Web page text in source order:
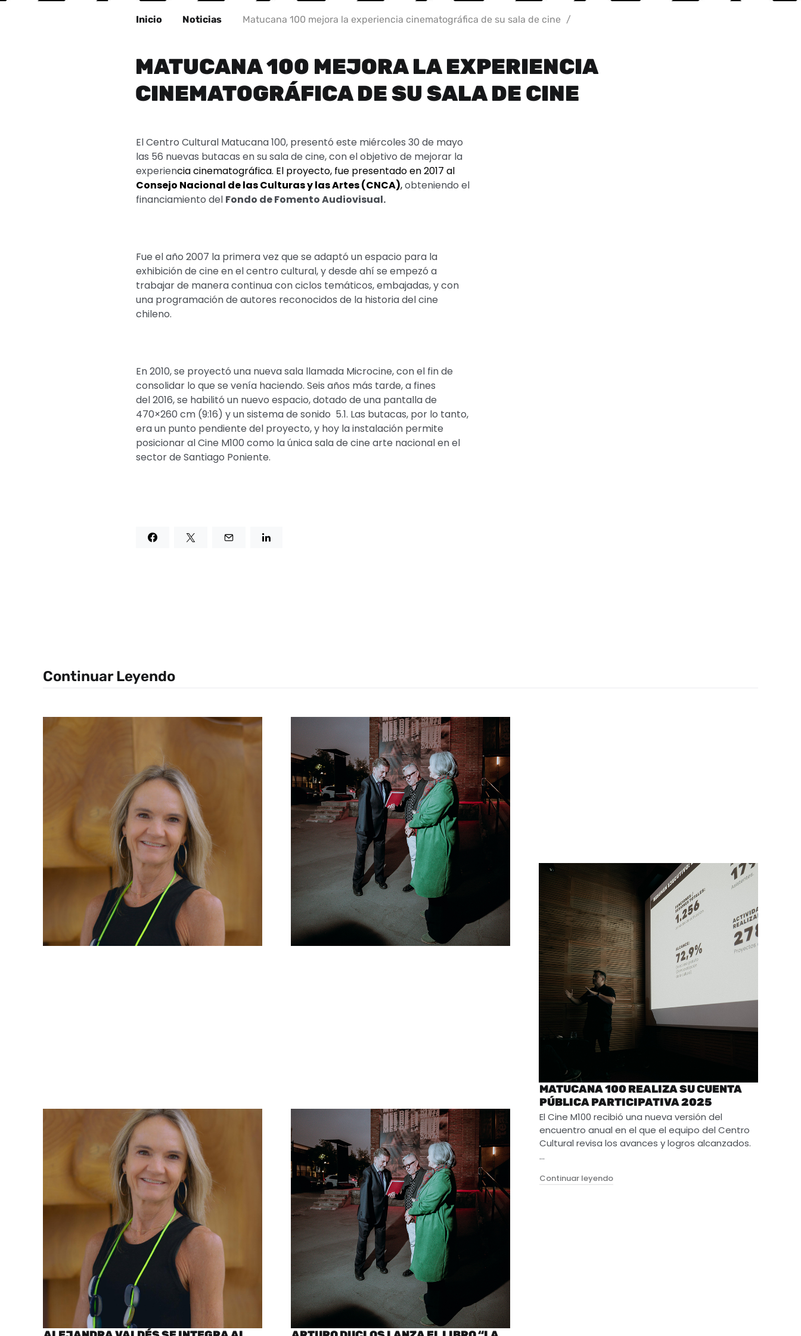
Inicio Noticias Matucana 100 mejora la experiencia cinematográfica de su sala de cine /
MATUCANA 100 MEJORA LA EXPERIENCIA
CINEMATOGRÁFICA DE SU SALA DE CINE
El Centro Cultural Matucana 100, presentó este miércoles 30 de mayo
las 56 nuevas butacas en su sala de cine, con el objetivo de mejorar la
experiencia cinematográfica. El proyecto, fue presentado en 2017 al
Consejo Nacional de las Culturas y las Artes (CNCA),obteniendo el
financiamiento del Fondo de Fomento Audiovisual.
Fue el año 2007 la primera vez que se adaptó un espacio para la
exhibición de cine en el centro cultural, y desde ahí se empezó a
trabajar de manera continua con ciclos temáticos, embajadas, y con
una programación de autores reconocidos de la historia del cine
chileno.
En 2010, se proyectó una nueva sala llamada Microcine, con el fin de
consolidar lo que se venía haciendo. Seis años más tarde, a fines
del 2016, se habilitó un nuevo espacio, dotado de una pantalla de
470×260 cm (9:16) y un sistema de sonido 5.1. Las butacas, por lo tanto,
era un punto pendiente del proyecto, y hoy la instalación permite
posicionar al Cine M100 como la única sala de cine arte nacional en el
sector de Santiago Poniente.
Continuar Leyendo
MATUCANA 100 REALIZA SU CUENTA
PÚBLICA PARTICIPATIVA 2025
El Cine M100 recibió una nueva versión del
encuentro anual en el que el equipo del Centro
Cultural revisa los avances y logros alcanzados.
…
Continuar leyendo"Matucana 100 realiza su Cuenta Pública